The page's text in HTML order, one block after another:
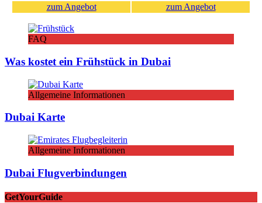
zum Angebot
zum Angebot
FAQ
Was kostet ein Frühstück in Dubai
Allgemeine Informationen
Dubai Karte
Allgemeine Informationen
Dubai Flugverbindungen
GetYourGuide